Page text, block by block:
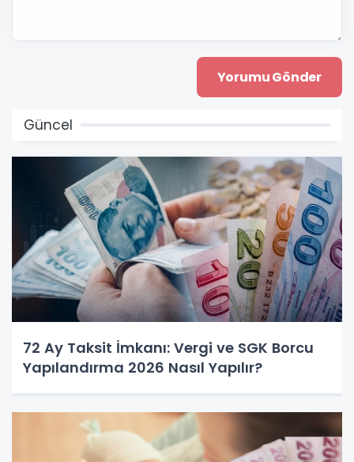
Güncel
72 Ay Taksit İmkanı: Vergi ve SGK Borcu
Yapılandırma 2026 Nasıl Yapılır?